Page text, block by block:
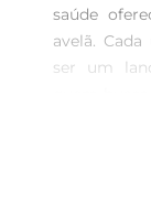
saúde
avelã.
ser um